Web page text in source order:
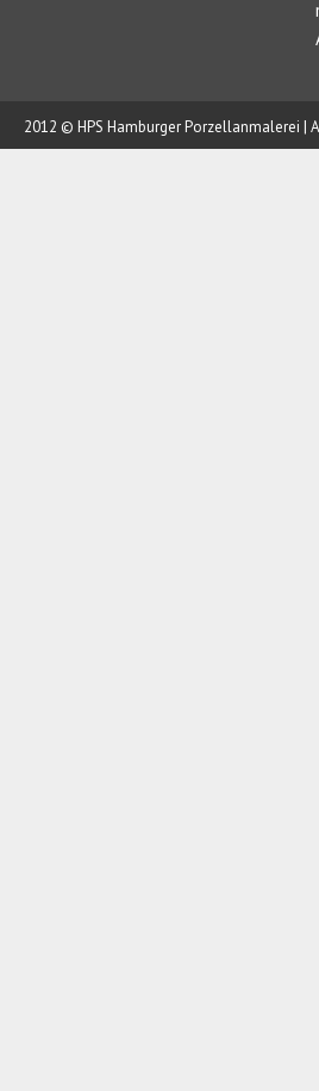
2012 © HPS Hamburger Porzellanmalerei |